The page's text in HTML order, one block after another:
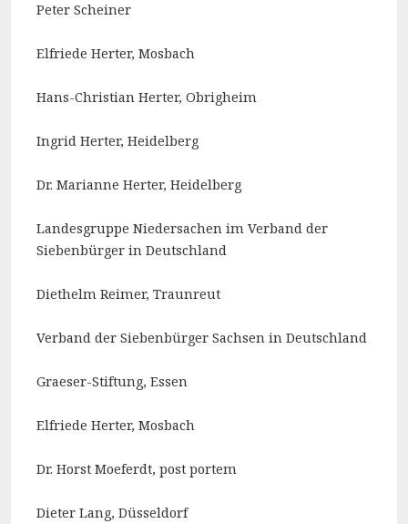
Peter Scheiner
Elfriede Herter, Mosbach
Hans-Christian Herter, Obrigheim
Ingrid Herter, Heidelberg
Dr. Marianne Herter, Heidelberg
Landesgruppe Niedersachen im Verband der
Siebenbürger in Deutschland
Diethelm Reimer, Traunreut
Verband der Siebenbürger Sachsen in Deutschland
Graeser-Stiftung, Essen
Elfriede Herter, Mosbach
Dr. Horst Moeferdt, post portem
Dieter Lang, Düsseldorf